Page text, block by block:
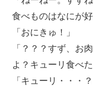
食べものはなにが好
「おにきゅ！」
「？？？すず、お
よ？キューリ食べ
「キューリ・・・